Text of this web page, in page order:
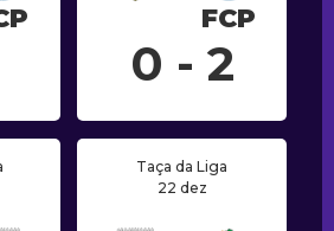
FCP
0 - 2
Taça da Liga
22 dez